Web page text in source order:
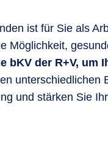
ist für Sie als
bKV der R+V, um
unterschiedlichen
und stärken Sie